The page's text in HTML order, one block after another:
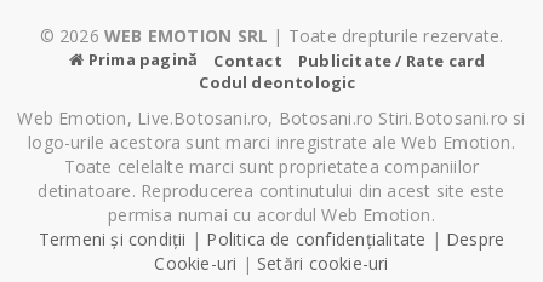
© 2026 WEB EMOTION SRL | Toate drepturile rezervate.
Prima pagină Contact
Publicitate / Rate card
Codul deontologic
Web Emotion, Live.Botosani.ro, Botosani.ro Stiri.Botosani.ro si
logo-urile acestora sunt marci inregistrate ale Web Emotion.
Toate celelalte marci sunt proprietatea companiilor
detinatoare. Reproducerea continutului din acest site este
permisa numai cu acordul Web Emotion.
Termeni și condiții | Politica de confidențialitate | Despre
Cookie-uri | Setări cookie-uri